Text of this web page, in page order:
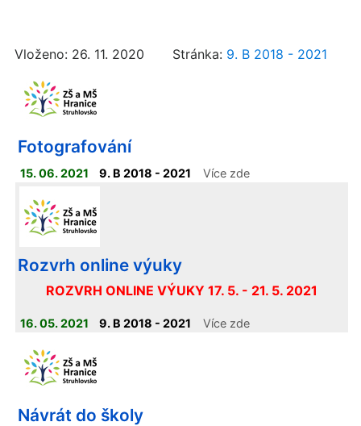
Vloženo: 26. 11. 2020 Stránka: 9. B 2018 - 2021
Fotografování
15. 06. 2021 9. B 2018 - 2021 Více zde
Rozvrh online výuky
ROZVRH ONLINE VÝUKY 17. 5. - 21. 5. 2021
16. 05. 2021 9. B 2018 - 2021 Více zde
Návrát do školy